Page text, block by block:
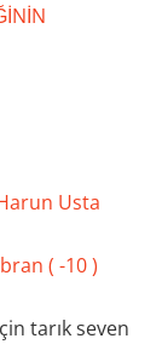
Usta
( -10 )
tarık seven